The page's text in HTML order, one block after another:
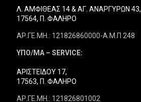
Λ. ΑΜΦΙΘΕΑΣ 14 & ΑΓ. ΑΝΑΡΓΥΡΩΝ 43,
17564, Π. ΦΑΛΗΡΟ
ΑΡ.ΓΕ.ΜΗ.: 121826860000-Α.Μ.Π 248
ΥΠΟ/ΜΑ – SERVICE:
ΑΡΙΣΤΕΙΔΟΥ 17,
17563, Π. ΦΑΛΗΡΟ
ΑΡ.ΓΕ.ΜΗ.: 121826801002